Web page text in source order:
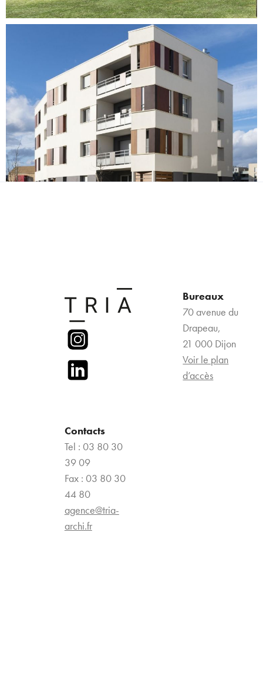
Bureaux
70 avenue du
Drapeau,
21 000 Dijon
Voir le plan
d’accès
Contacts
Tel : 03 80 30
39 09
Fax : 03 80 30
44 80
agence@tria-
archi.fr